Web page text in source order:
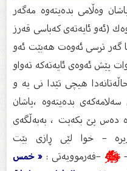
وەڵامی بدەیتەوە مەگەر
(ئەو ئایەتەی كەباسی قەرز
ترسی ئەوەت هەبێت ئەو
پێش ئەوەی ئایەتەكە تەواو
هیچی تێدا نی یە و
بدەیتەوە ،پاشان
دەس پێ بكەیت ، بەبەڵگەی
– خوا لێی ڕازی بێت
–فەرموویەتی : « خمس